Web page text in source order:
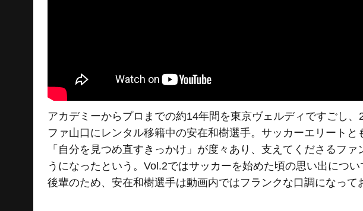
アカデミーからプロまでの約14年間を東京ヴェルディですごし
ファ山口にレンタル移籍中の安在和樹選手。サッカーエリートと
「自分を見つめ直すきっかけ」が度々あり、支えてくださるフ
うになったという。Vol.2ではサッカーを始めた頃の思い出につ
後輩のため、安在和樹選手は動画内ではフランクな口調になって